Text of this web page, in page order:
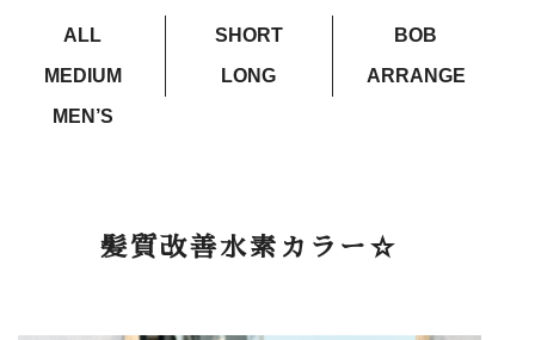
ALL SHORT
BOB
MEDIUM
LONG
ARRANGE
MEN’S
髪質改善水素カラー☆